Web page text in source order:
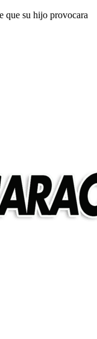
que su hijo provocara